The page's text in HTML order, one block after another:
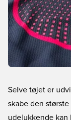
Selve tøjet er
skabe den
udelukkende kan